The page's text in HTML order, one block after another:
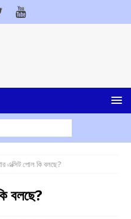
এক্সিট পোল কি বলছে?
বলছে?